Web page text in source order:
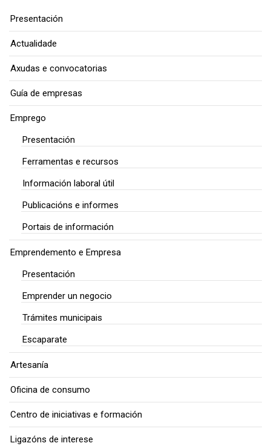
Presentación
Actualidade
Axudas e convocatorias
Guía de empresas
Emprego
Presentación
Ferramentas e recursos
Información laboral útil
Publicacións e informes
Portais de información
Emprendemento e Empresa
Presentación
Emprender un negocio
Trámites municipais
Escaparate
Artesanía
Oficina de consumo
Centro de iniciativas e formación
Ligazóns de interese